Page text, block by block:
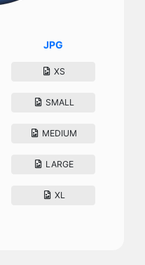
JPG
XS
SMALL
MEDIUM
LARGE
XL